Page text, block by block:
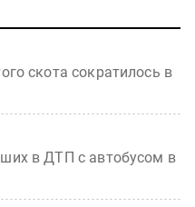
скота сократилось в
в ДТП с автобусом в